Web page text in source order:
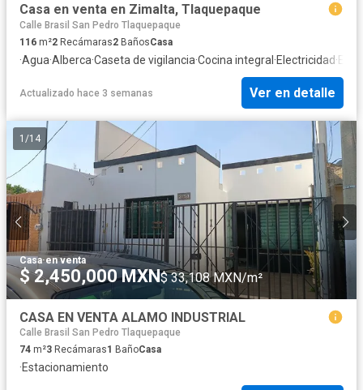
Casa en venta en Zimalta, Tlaquepaque
Calle Brasil San Pedro Tlaquepaque
116 m²2 Recámaras2 BañosCasa
·Agua·Alberca·Caseta de vigilancia·Cocina integral ·Electricidad·
Actualizado hace 3 semanas Ver en detalle
1 /14
Casa·en venta
$ 2,450,000 MXN$ 33,108 MXN/m²
CASA EN VENTA ALAMO INDUSTRIAL
Calle Brasil San Pedro Tlaquepaque
74 m²3 Recámaras1 BañoCasa
·Estacionamiento